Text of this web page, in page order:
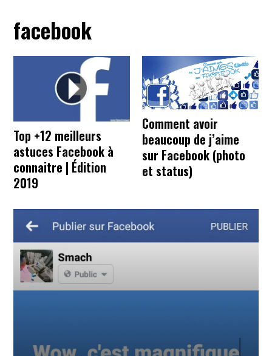
facebook
Top +12 meilleurs
astuces Facebook à
connaitre | Édition
2019
Comment avoir
beaucoup de j’aime
sur Facebook (photo
et status)